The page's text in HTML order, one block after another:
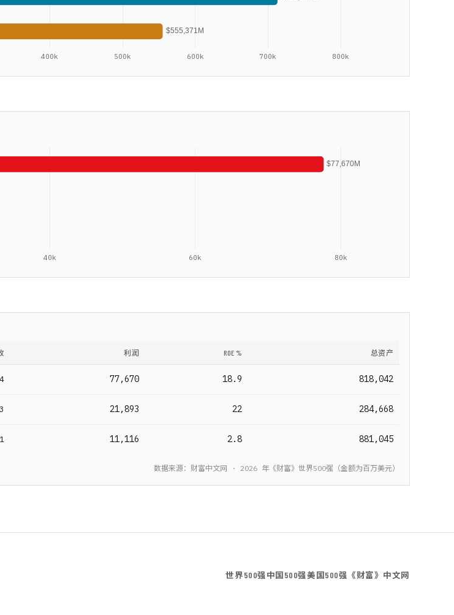
利润 ROE % 总资产
77,670 18.9 818,042
21,893 22 284,668
11,116 2.8 881,045
数据来源：财富中文网 · 2026 年《财富》 世界500强 （金额为百万美元）
世界500强 中国500强美国500强 《财富》中文网